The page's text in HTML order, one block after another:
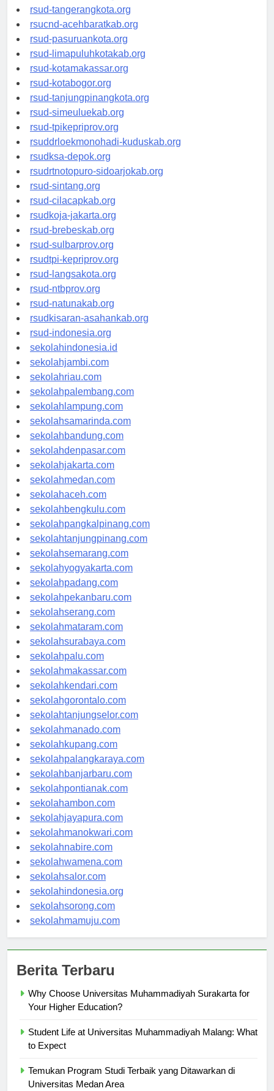
rsud-kotabekasi.org
rsud-tangerangkota.org
rsucnd-acehbaratkab.org
rsud-pasuruankota.org
rsud-limapuluhkotakab.org
rsud-kotamakassar.org
rsud-kotabogor.org
rsud-tanjungpinangkota.org
rsud-simeuluekab.org
rsud-tpikepriprov.org
rsuddrloekmonohadi-kuduskab.org
rsudksa-depok.org
rsudrtnotopuro-sidoarjokab.org
rsud-sintang.org
rsud-cilacapkab.org
rsudkoja-jakarta.org
rsud-brebeskab.org
rsud-sulbarprov.org
rsudtpi-kepriprov.org
rsud-langsakota.org
rsud-ntbprov.org
rsud-natunakab.org
rsudkisaran-asahankab.org
rsud-indonesia.org
sekolahindonesia.id
sekolahjambi.com
sekolahriau.com
sekolahpalembang.com
sekolahlampung.com
sekolahsamarinda.com
sekolahbandung.com
sekolahdenpasar.com
sekolahjakarta.com
sekolahmedan.com
sekolahaceh.com
sekolahbengkulu.com
sekolahpangkalpinang.com
sekolahtanjungpinang.com
sekolahsemarang.com
sekolahyogyakarta.com
sekolahpadang.com
sekolahpekanbaru.com
sekolahserang.com
sekolahmataram.com
sekolahsurabaya.com
sekolahpalu.com
sekolahmakassar.com
sekolahkendari.com
sekolahgorontalo.com
sekolahtanjungselor.com
sekolahmanado.com
sekolahkupang.com
sekolahpalangkaraya.com
sekolahbanjarbaru.com
sekolahpontianak.com
sekolahambon.com
sekolahjayapura.com
sekolahmanokwari.com
sekolahnabire.com
sekolahwamena.com
sekolahsalor.com
sekolahindonesia.org
sekolahsorong.com
Why Choose Universitas Muhammadiyah Surakarta for
Student Life at Universitas Muhammadiyah Malang: What
Temukan Program Studi Terbaik yang Ditawarkan di